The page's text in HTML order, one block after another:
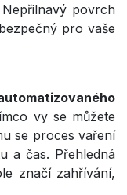
povrch
pro vaše
vy se můžete
se proces vaření
a čas. Přehledná
značí zahřívání,